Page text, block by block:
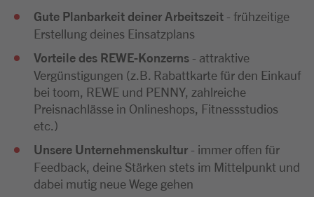
Gute Planbarkeit deiner Arbeitszeit - frühzeitige
Erstellung deines Einsatzplans
Vorteile des REWE-Konzerns - attraktive
Vergünstigungen (z.B. Rabattkarte für den Einkauf
bei toom, REWE und PENNY, zahlreiche
Preisnachlässe in Onlineshops, Fitnessstudios
etc.)
Unsere Unternehmenskultur - immer offen für
Feedback, deine Stärken stets im Mittelpunkt und
dabei mutig neue Wege gehen